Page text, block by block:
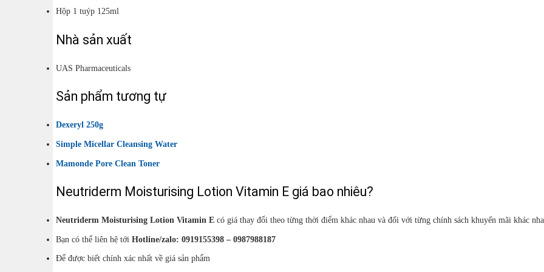
Hộp 1 tuýp 125ml
Nhà sản xuất
UAS Pharmaceuticals
Sản phẩm tương tự
Dexeryl 250g
Simple Micellar Cleansing Water
Mamonde Pore Clean Toner
Neutriderm Moisturising Lotion Vitamin E giá bao nhiêu?
Neutriderm Moisturising Lotion Vitamin E có giá thay đổi theo từng thời điểm khác nhau và đối với từng chính sách khuyến mãi khác
Bạn có thể liên hệ tới Hotline/zalo: 0919155398 – 0987988187
Để được biết chính xác nhất về giá sản phẩm